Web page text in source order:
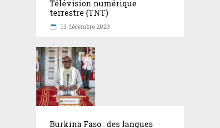
Télévision numérique
terrestre (TNT)
13 décembre 2023
Burkina Faso : des langues